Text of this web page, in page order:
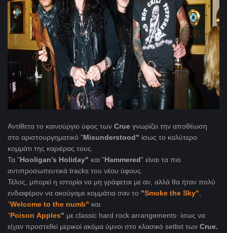
Αντίθετα το καινούργιο ύφος των Crue γνωρίζει την αποθέωση
στο αριστουργηματικό "Misunderstood" ίσως το καλύτερο
κομμάτι της καριέρας τους.
Τα "Hooligan’s Holiday" και "Hammered" είναι τα πιο
αντιπροσωπευτικά tracks του νέου ύφους.
Τέλος, μπορεί η ιστορία να μη γράφεται με αν, αλλά θα ήταν πολύ
ενδιαφέρον να ακούγαμε κομμάτια σαν το "Smoke the Sky"
"Welcome to the numb" και
"Poison Apples" με classic hard rock arrangements∙ ίσως να
είχαν προστεθεί μερικοί ακόμα ύμνοι στο κλασικό setlist των Crue.